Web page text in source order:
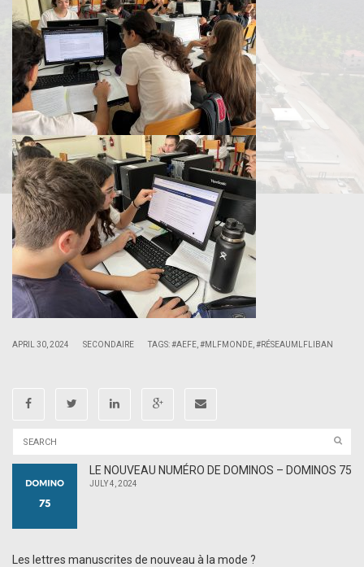
APRIL 30, 2024 SECONDAIRE TAGS:#AEFE #MLFMONDE #RÉSEAUMLFLIBAN
LE NOUVEAU NUMÉRO DE DOMINOS – DOMINOS 75
JULY 4, 2024
Les lettres manuscrites de nouveau à la mode ?